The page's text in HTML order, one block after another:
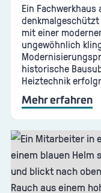
Ein Fachwerkhaus
mit einer
ungewöhnlich
historische
Heiztechnik
Mehr erfahren